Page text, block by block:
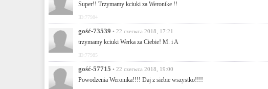
Super!! Trzymamy kciuki za Weronike !!
ID:77984
gość-73539 • 22 czerwca 2018, 17:21
trzymamy kciuki Werka za Ciebie! M. i A
ID:77985
gość-57715 • 22 czerwca 2018, 19:00
Powodzenia Weronika!!!! Daj z siebie wszystko!!!!